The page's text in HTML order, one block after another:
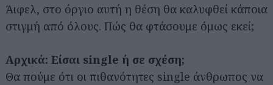
Άιφελ, στο όργιο αυτή η θέση θα καλυφθεί κάποια
στιγμή από όλους. Πώς θα φτάσουμε όμως εκεί;
Αρχικά: Είσαι single ή σε σχέση;
Θα πούμε ότι οι πιθανότητες single άνθρωπος να